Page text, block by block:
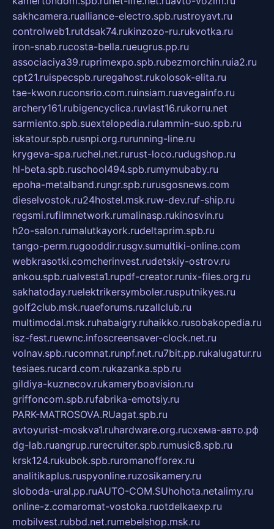
sakhcamera.rualliance-electro.spb.rustroyavt.ru
controlweb1.rutdsak74.rukinzozo-ru.rukvotka.ru
iron-snab.rucosta-bella.rueugrus.pp.ru
associaciya39.ruprimexpo.spb.rubezmorchin.ruia2.ru
cpt21.ruispecspb.ruregahost.rukolosok-elita.ru
tae-kwon.ruconsrio.com.ruinsiam.ruavegainfo.ru
archery161.rubigencyclica.ruvlast16.rukorru.net
sarmiento.spb.suextelopedia.rulammin-suo.spb.ru
iskatour.spb.rusnpi.org.rurunning-line.ru
krygeva-spa.ruchel.net.rurust-loco.rudugshop.ru
hl-beta.spb.ruschool494.spb.rumymubaby.ru
epoha-metalband.rungr.spb.rurusgosnews.com
dieselvostok.ru24hostel.msk.ruw-dev.ruf-ship.ru
regsmi.rufilmnetwork.rumalinasp.rukinosvin.ru
h2o-salon.rumalutkayork.rudeltaprim.spb.ru
tango-perm.rugooddir.rusgv.sumultiki-online.com
webkrasotki.comcherinvest.rudetskiy-ostrov.ru
ankou.spb.rualvesta1.rupdf-creator.runix-files.org.ru
sakhatoday.ruelektrikersymboler.rusputnikyes.ru
golf2club.msk.ruaeforums.ruzallclub.ru
multimodal.msk.ruhabaigry.ruhaikko.rusobakopedia.ru
isz-fest.ruewnc.infoscreensaver-clock.net.ru
volnav.spb.rucomnat.runpf.net.ru7bit.pp.rukalugatur.ru
tesiaes.rucard.com.rukazanka.spb.ru
gildiya-kuznecov.rukameryboavision.ru
griffoncom.spb.rufabrika-emotsiy.ru
PARK-MATROSOVA.RUagat.spb.ru
avtoyurist-moskva1.ruhardware.org.ruсхема-авто.рф
dg-lab.ruangrup.rurecruiter.spb.rumusic8.spb.ru
krsk124.rukubok.spb.ruromanofforex.ru
analitikaplus.ruspyonline.ruzosikamery.ru
sloboda-ural.pp.ruAUTO-COM.SUhohota.netalimy.ru
online-z.comaromat-vostoka.ruotdelkaexp.ru
mobilvest.rubbd.net.rumebelshop.msk.ru